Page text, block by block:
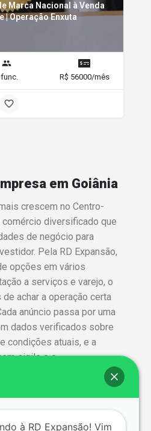
Marca Nacional à Venda
| Operação Enxuta
R$ 56000/mês
em Goiânia
crescem no Centro-
comércio diversificado que
de negócio para
Pela RD Expansão,
opções em vários
a serviços e varejo, o
achar a operação certa
anúncio passa por uma
dados verificados sobre
condições atuais, e a
sigilo e o
equipe até o
comprar ou vender uma
à RD Expansão! Vim